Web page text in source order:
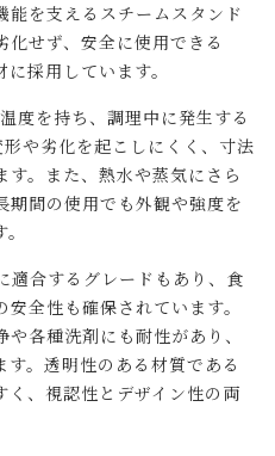
能を支えるスチームスタンド
せず、安全に使用できる
採用しています。
度を持ち、調理中に発生する
や劣化を起こしにくく、寸法
。また、熱水や蒸気にさら
期間の使用でも外観や強度を
適合するグレードもあり、食
全性も確保されています。
各種洗剤にも耐性があり、
。透明性のある材質である
、視認性とデザイン性の両